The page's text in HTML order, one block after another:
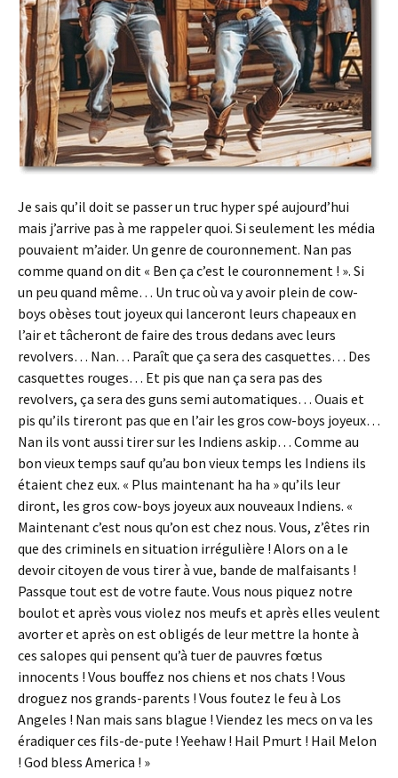
Je sais qu’il doit se passer un truc hyper spé aujourd’hui
mais j’arrive pas à me rappeler quoi. Si seulement les média
pouvaient m’aider. Un genre de couronnement. Nan pas
comme quand on dit « Ben ça c’est le couronnement ! ». Si
un peu quand même… Un truc où va y avoir plein de cow-
boys obèses tout joyeux qui lanceront leurs chapeaux en
l’air et tâcheront de faire des trous dedans avec leurs
revolvers… Nan… Paraît que ça sera des casquettes… Des
casquettes rouges… Et pis que nan ça sera pas des
revolvers, ça sera des guns semi automatiques… Ouais et
pis qu’ils tireront pas que en l’air les gros cow-boys joyeux…
Nan ils vont aussi tirer sur les Indiens askip… Comme au
bon vieux temps sauf qu’au bon vieux temps les Indiens ils
étaient chez eux. « Plus maintenant ha ha » qu’ils leur
diront, les gros cow-boys joyeux aux nouveaux Indiens. «
Maintenant c’est nous qu’on est chez nous. Vous, z’êtes rin
que des criminels en situation irrégulière ! Alors on a le
devoir citoyen de vous tirer à vue, bande de malfaisants !
Passque tout est de votre faute. Vous nous piquez notre
boulot et après vous violez nos meufs et après elles veulent
avorter et après on est obligés de leur mettre la honte à
ces salopes qui pensent qu’à tuer de pauvres fœtus
innocents ! Vous bouffez nos chiens et nos chats ! Vous
droguez nos grands-parents ! Vous foutez le feu à Los
Angeles ! Nan mais sans blague ! Viendez les mecs on va les
éradiquer ces fils-de-pute ! Yeehaw ! Hail Pmurt ! Hail Melon
! God bless America ! »